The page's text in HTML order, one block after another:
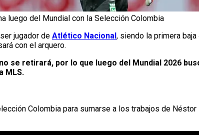
luego del Mundial con la Selección Colombia
jugador de Atlético Nacional , siendo la primera baja
con el arquero.
no se retirará, por lo que luego del Mundial 2026
MLS.
Colombia para sumarse a los trabajos de Néstor